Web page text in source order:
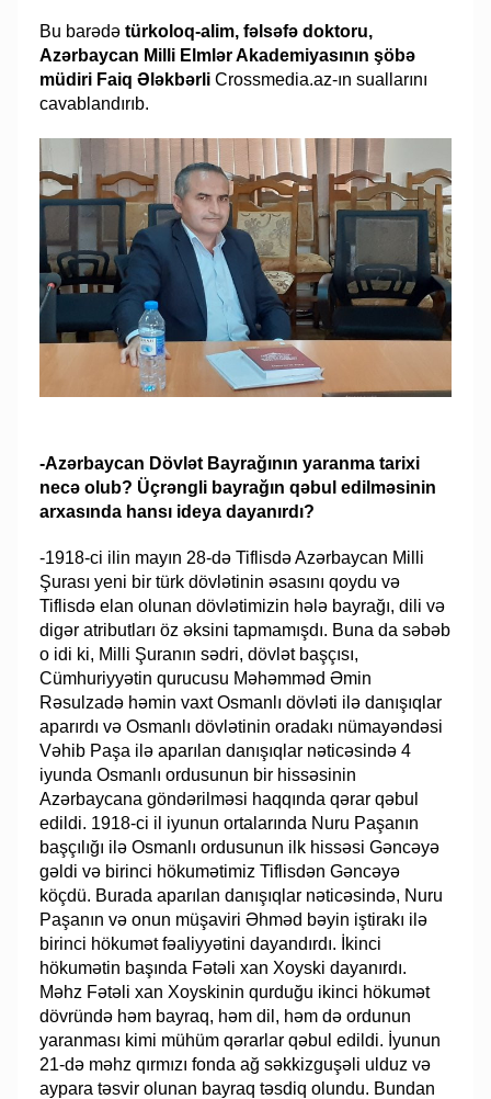
Bu barədətürkoloq-alim, fəlsəfə doktoru,
Azərbaycan Milli Elmlər Akademiyasının şöbə
müdiri Faiq ƏləkbərliCrossmedia.az-ın suallarını
cavablandırıb.
-Azərbaycan Dövlət Bayrağının yaranma tarixi
necə olub? Üçrəngli bayrağın qəbul edilməsinin
arxasında hansı ideya dayanırdı?
-1918-ci ilin mayın 28-də Tiflisdə Azərbaycan Milli
Şurası yeni bir türk dövlətinin əsasını qoydu və
Tiflisdə elan olunan dövlətimizin hələ bayrağı, dili və
digər atributları öz əksini tapmamışdı. Buna da səbəb
o idi ki, Milli Şuranın sədri, dövlət başçısı,
Cümhuriyyətin qurucusu Məhəmməd Əmin
Rəsulzadə həmin vaxt Osmanlı dövləti ilə danışıqlar
aparırdı və Osmanlı dövlətinin oradakı nümayəndəsi
Vəhib Paşa ilə aparılan danışıqlar nəticəsində 4
iyunda Osmanlı ordusunun bir hissəsinin
Azərbaycana göndərilməsi haqqında qərar qəbul
edildi. 1918-ci il iyunun ortalarında Nuru Paşanın
başçılığı ilə Osmanlı ordusunun ilk hissəsi Gəncəyə
gəldi və birinci hökumətimiz Tiflisdən Gəncəyə
köçdü. Burada aparılan danışıqlar nəticəsində, Nuru
Paşanın və onun müşaviri Əhməd bəyin iştirakı ilə
birinci hökumət fəaliyyətini dayandırdı. İkinci
hökumətin başında Fətəli xan Xoyski dayanırdı.
Məhz Fətəli xan Xoyskinin qurduğu ikinci hökumət
dövründə həm bayraq, həm dil, həm də ordunun
yaranması kimi mühüm qərarlar qəbul edildi. İyunun
21-də məhz qırmızı fonda ağ səkkizguşəli ulduz və
aypara təsvir olunan bayraq təsdiq olundu. Bundan